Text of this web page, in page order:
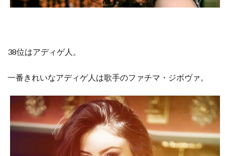
38位はアディゲ人。
一番きれいなアディゲ人は歌手のファチマ・ジボヴァ。